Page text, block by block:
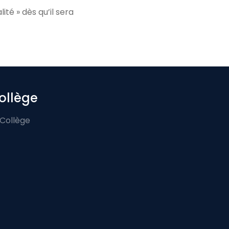
» dès qu’il sera